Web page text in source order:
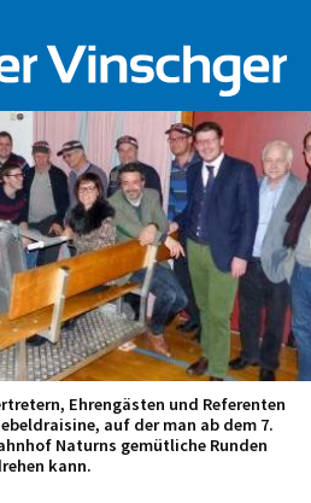
Ehrengästen und Referenten
auf der man ab dem 7.
Naturns gemütliche Runden
kann.